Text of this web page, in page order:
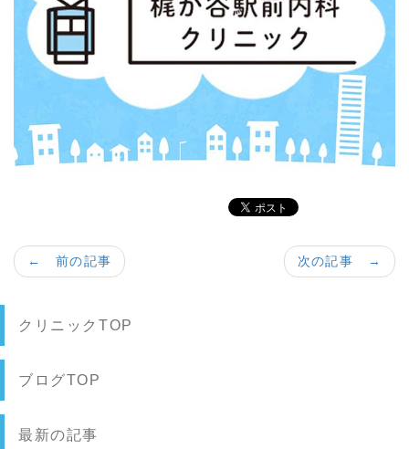
次の記事 →
← 前の記事
クリニックTOP
ブログTOP
最新の記事